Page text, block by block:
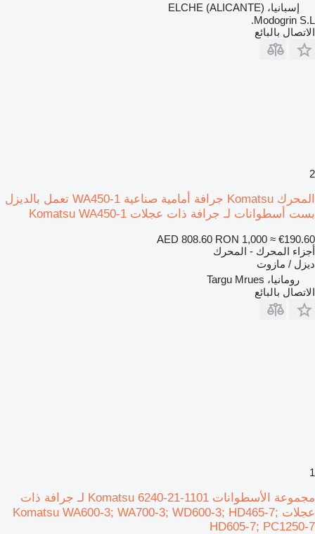
إسبانيا، ELCHE (ALICANTE)
Modogrin S.L.
الاتصال بالبائع
2
المحرك Komatsu جرافة أمامية صناعية WA450-1 تعمل بالديزل
بست أسطوانات لـ جرافة ذات عجلات Komatsu WA450-1
AED 808.60 RON 1,000 ≈ €190.60
أجزاء المحرك - المحرك
ديزل / مازوت
رومانيا، Targu Mrues
الاتصال بالبائع
1
مجموعة الأسطوانات Komatsu 6240-21-1101 لـ جرافة ذات
عجلات Komatsu WA600-3; WA700-3; WD600-3; HD465-7;
HD605-7; PC1250-7